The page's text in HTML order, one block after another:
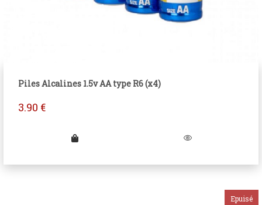
Piles Alcalines 1.5v AA type R6 (x4)
3.90 €